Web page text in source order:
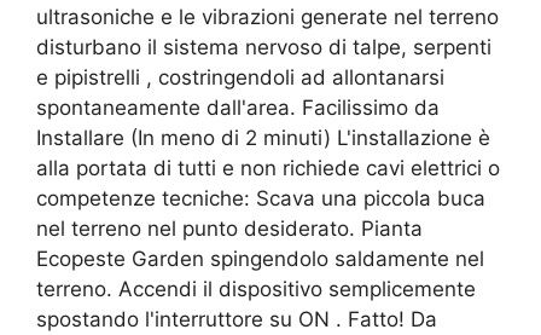
ultrasoniche e le vibrazioni generate nel terreno
disturbano il sistema nervoso di talpe, serpenti
e pipistrelli , costringendoli ad allontanarsi
spontaneamente dall'area. Facilissimo da
Installare (In meno di 2 minuti) L'installazione è
alla portata di tutti e non richiede cavi elettrici o
competenze tecniche: Scava una piccola buca
nel terreno nel punto desiderato. Pianta
Ecopeste Garden spingendolo saldamente nel
terreno. Accendi il dispositivo semplicemente
spostando l'interruttore su ON . Fatto! Da